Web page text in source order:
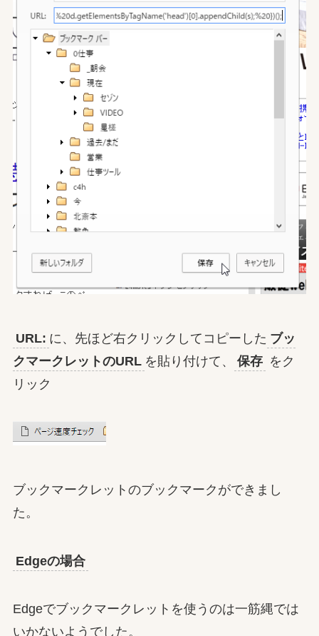
URL: に、先ほど右クリックしてコピーした ブッ
クマークレットのURL を貼り付けて、 保存 をク
リック
ブックマークレットのブックマークができまし
た。
Edgeの場合
Edgeでブックマークレットを使うのは一筋縄では
いかないようでした。